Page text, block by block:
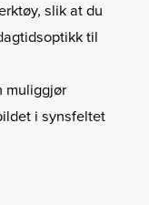
slik at du
til
muliggjør
i synsfeltet